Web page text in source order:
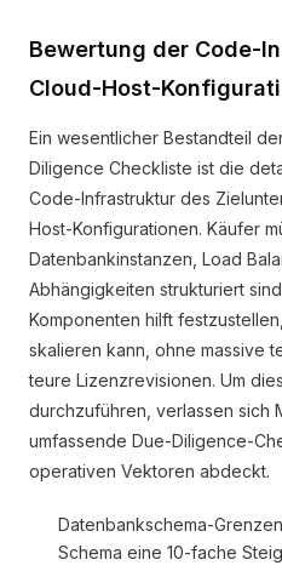
Bewertung der Code-
Cloud-Host-
Ein wesentlicher Bestandteil
Diligence Checkliste ist die
Code-Infrastruktur des
Host-Konfigurationen. Käufer
Datenbankinstanzen, Load
Abhängigkeiten strukturiert
Komponenten hilft
skalieren kann, ohne massive
teure Lizenzrevisionen. Um
durchzuführen, verlassen sich
umfassende Due-Diligence-
operativen Vektoren abdeckt.
Datenbankschema-
Schema eine 10-fache